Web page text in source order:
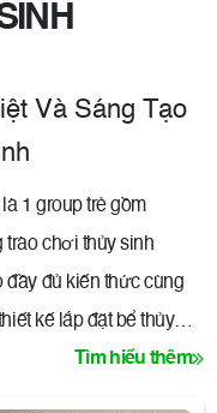
Và Sáng Tạo
1 group trẻ gồm
trào chơi thủy sinh
đầy đủ kiến thức cùng
kế lắp đặt bể thủy
tôi tại 48 Trương
Tìm hiểu thêm